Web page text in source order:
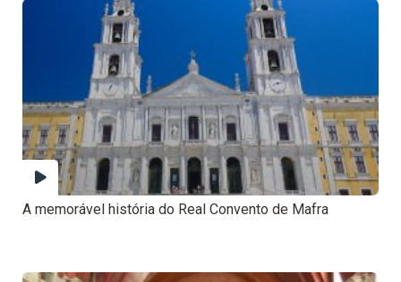
A memorável história do Real Convento de Mafra